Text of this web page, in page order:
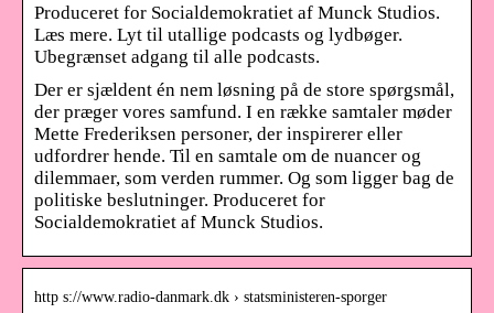
Produceret for Socialdemokratiet af Munck Studios.
Læs mere. Lyt til utallige podcasts og lydbøger.
Ubegrænset adgang til alle podcasts.
Der er sjældent én nem løsning på de store spørgsmål,
der præger vores samfund. I en række samtaler møder
Mette Frederiksen personer, der inspirerer eller
udfordrer hende. Til en samtale om de nuancer og
dilemmaer, som verden rummer. Og som ligger bag de
politiske beslutninger. Produceret for
Socialdemokratiet af Munck Studios.
http s://www.radio-danmark.dk › statsministeren-sporger